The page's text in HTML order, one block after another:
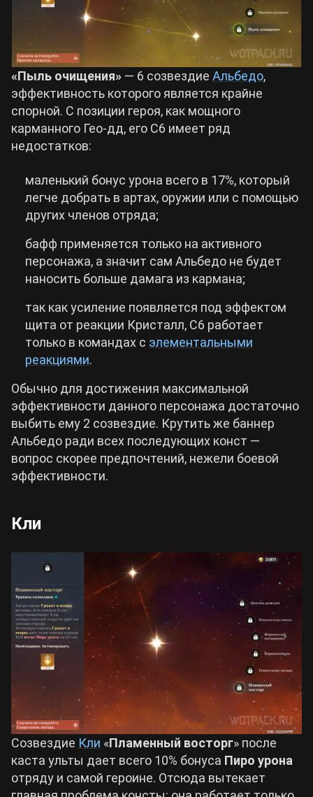
«Пыль очищения» — 6 созвездие Альбедо,
эффективность которого является крайне
спорной. С позиции героя, как мощного
карманного Гео-дд, его С6 имеет ряд
недостатков:
маленький бонус урона всего в 17%, который
легче добрать в артах, оружии или с помощью
других членов отряда;
бафф применяется только на активного
персонажа, а значит сам Альбедо не будет
наносить больше дамага из кармана;
так как усиление появляется под эффектом
щита от реакции Кристалл, С6 работает
только в командах с элементальными
реакциями.
Обычно для достижения максимальной
эффективности данного персонажа достаточно
выбить ему 2 созвездие. Крутить же баннер
Альбедо ради всех последующих конст —
вопрос скорее предпочтений, нежели боевой
эффективности.
Кли
Созвездие Кли «Пламенный восторг» после
каста ульты дает всего 10% бонуса Пиро урона
отряду и самой героине. Отсюда вытекает